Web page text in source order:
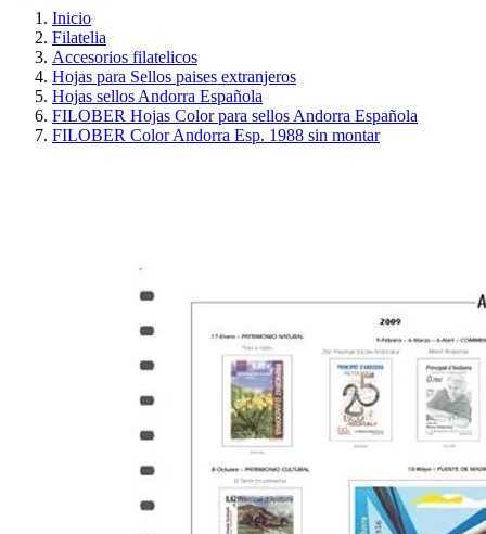
Inicio
Filatelia
Accesorios filatelicos
Hojas para Sellos paises extranjeros
Hojas sellos Andorra Española
FILOBER Hojas Color para sellos Andorra Española
FILOBER Color Andorra Esp. 1988 sin montar